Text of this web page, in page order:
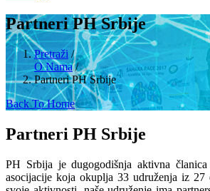
Partneri PH Srbije
Pretraži /
O Nama/
Partneri PH Srbije
Back To Home
Partneri PH Srbije
PH Srbija je dugogodišnja aktivna
asocijacije koja okuplja 33 udruženja iz 27